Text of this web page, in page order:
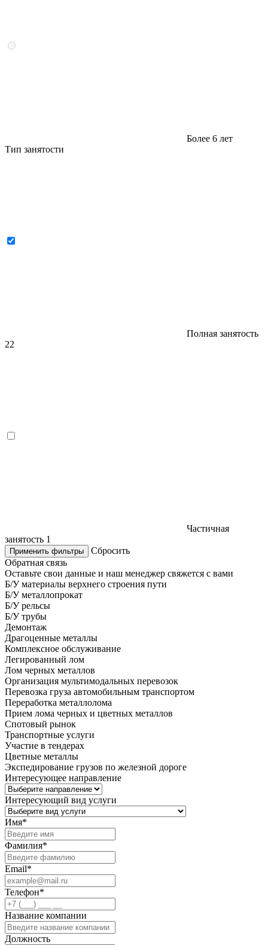
Более 6 лет
Тип занятости
Полная занятость
22
Частичная
занятость 1
Применить фильтры
Сбросить
Обратная связь
Оставьте свои данные и наш менеджер свяжется с вами
Б/У материалы верхнего строения пути
Б/У металлопрокат
Б/У рельсы
Б/У трубы
Демонтаж
Драгоценные металлы
Комплексное обслуживание
Легированный лом
Лом черных металлов
Организация мультимодальных перевозок
Перевозка груза автомобильным транспортом
Переработка металлолома
Прием лома черных и цветных металлов
Спотовый рынок
Транспортные услуги
Участие в тендерах
Цветные металлы
Экспедирование грузов по железной дороге
Интересующее направление
Интересующий вид услуги
Имя*
Фамилия*
Email*
Телефон*
Название компании
Должность